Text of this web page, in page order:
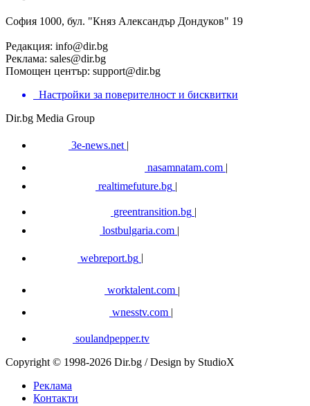
София 1000, бул. "Княз Александър Дондуков" 19
Редакция: info@dir.bg
Реклама: sales@dir.bg
Помощен център: support@dir.bg
Настройки за поверителност и бисквитки
Dir.bg Media Group
3e-news.net |
nasamnatam.com |
realtimefuture.bg |
greentransition.bg |
lostbulgaria.com |
webreport.bg
worktalent.com |
wnesstv.com |
soulandpepper.tv
Copyright © 1998-2026 Dir.bg / Design by StudioX
Реклама
Контакти